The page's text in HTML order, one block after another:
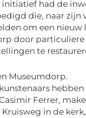
had de
die, naar zijn
om een nieuw
door particuliere
te
Museumdorp.
hebben
Ferrer,
in de